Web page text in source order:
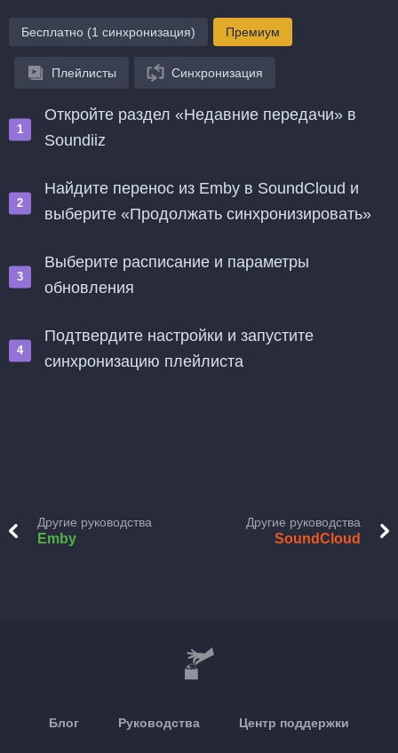
Бесплатно (1 синхронизация) Премиум
Плейлисты Синхронизация
Откройте раздел «Недавние передачи» в
Soundiiz
Найдите перенос из Emby в SoundCloud и
выберите «Продолжать синхронизировать»
Выберите расписание и параметры
обновления
Подтвердите настройки и запустите
синхронизацию плейлиста
Другие руководства
Emby
Другие руководства
SoundCloud
Блог Руководства Центр поддержки